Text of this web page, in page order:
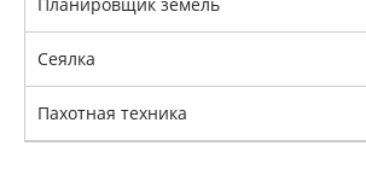
Планировщик земель
Сеялка
Пахотная техника